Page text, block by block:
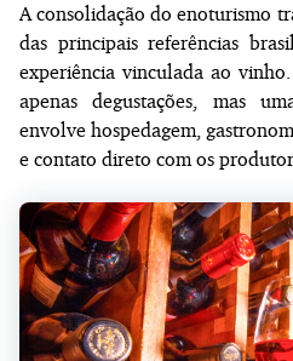
A consolidação do enoturismo
das principais referências
experiência vinculada ao
apenas degustações, mas
envolve hospedagem,
e contato direto com os